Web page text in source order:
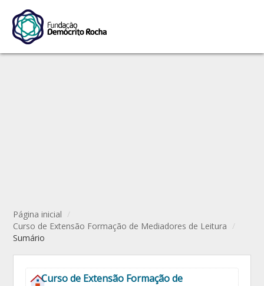
Página inicial /
Curso de Extensão Formação de Mediadores de Leitura /
Sumário
Curso de Extensão Formação de